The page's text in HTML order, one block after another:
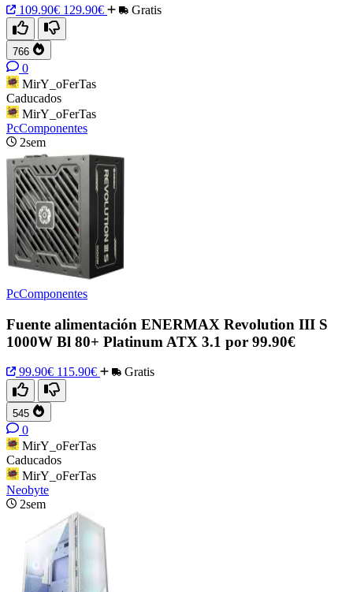
109.90€ 129.90€ Gratis
766
0
MirY_oFerTas
Caducados
MirY_oFerTas
PcComponentes
2sem
PcComponentes
Fuente alimentación ENERMAX Revolution III S
1000W Bl 80+ Platinum ATX 3.1 por 99.90€
99.90€ 115.90€ Gratis
545
0
MirY_oFerTas
Caducados
MirY_oFerTas
Neobyte
2sem